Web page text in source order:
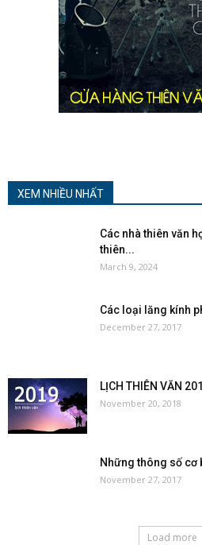
XEM NHIỀU NHẤT
Các nhà thiên văn
thiên...
March 9, 2024
Các loại lăng kính
December 27, 2017
LỊCH THIÊN VĂN
November 20, 2018
Những thông số cơ
November 27, 2017
Load more